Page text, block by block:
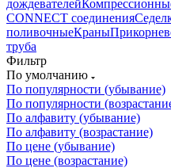
дождевателей
CONNECT соединения
поливочныеКраны
труба
Фильтр
По умолчанию
По популярности (убывание)
По популярности
По алфавиту (убывание)
По алфавиту (возрастание)
По цене (убывание)
По цене (возрастание)